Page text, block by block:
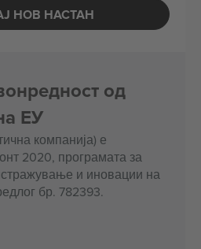
НОВ НАСТАН
од
ЕУ
компанија) е
2020, програмата за
и иновации на
бр. 782393.